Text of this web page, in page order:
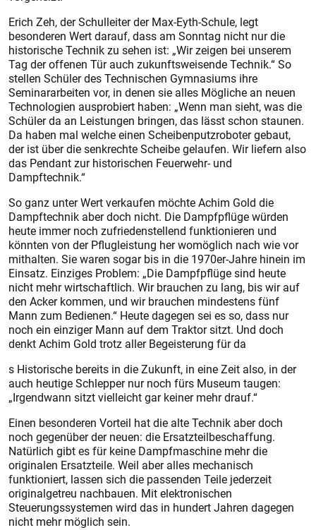
Erich Zeh, der Schulleiter der Max-Eyth-Schule, legt
besonderen Wert darauf, dass am Sonntag nicht nur die
historische Technik zu sehen ist: „Wir zeigen bei unserem
Tag der offenen Tür auch zukunftsweisende Technik.“ So
stellen Schüler des Technischen Gymnasiums ihre
Seminararbeiten vor, in denen sie alles Mögliche an neuen
Technologien ausprobiert haben: „Wenn man sieht, was die
Schüler da an Leistungen bringen, das lässt schon staunen.
Da haben mal welche einen Scheibenputzroboter gebaut,
der ist über die senkrechte Scheibe gelaufen. Wir liefern also
das Pendant zur historischen Feuerwehr- und
Dampftechnik.“
So ganz unter Wert verkaufen möchte Achim Gold die
Dampftechnik aber doch nicht. Die Dampfpflüge würden
heute immer noch zufriedenstellend funktionieren und
könnten von der Pflugleistung her womöglich nach wie vor
mithalten. Sie waren sogar bis in die 1970er-Jahre hinein im
Einsatz. Einziges Problem: „Die Dampfpflüge sind heute
nicht mehr wirtschaftlich. Wir brauchen zu lang, bis wir auf
den Acker kommen, und wir brauchen mindestens fünf
Mann zum Bedienen.“ Heute dagegen sei es so, dass nur
noch ein einziger Mann auf dem Traktor sitzt. Und doch
denkt Achim Gold trotz aller Begeisterung für da
s Historische bereits in die Zukunft, in eine Zeit also, in der
auch heutige Schlepper nur noch fürs Museum taugen:
„Irgendwann sitzt vielleicht gar keiner mehr drauf.“
Einen besonderen Vorteil hat die alte Technik aber doch
noch gegen­über der neuen: die Ersatzteilbeschaffung.
Natürlich gibt es für keine Dampfmaschine mehr die
originalen Ersatzteile. Weil aber alles mechanisch
funktioniert, lassen sich die passenden Teile jederzeit
originalgetreu nachbauen. Mit elektronischen
Steuerungssystemen wird das in hundert Jahren dagegen
nicht mehr möglich sein.